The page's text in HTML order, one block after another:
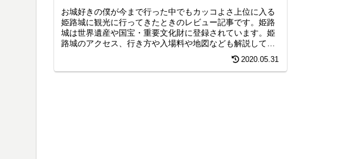
お城好きの僕が今まで行った中でもカッコよさ上位に入る
姫路城に観光に行ってきたときのレビュー記事です。姫路
城は世界遺産や国宝・重要文化財に登録されています。姫
路城のアクセス、行き方や入場料や地図なども解説してい
2020.05.31